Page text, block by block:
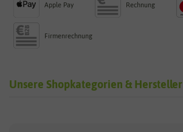
Apple Pay Rechnung
Firmenrechnung
Unsere Shopkategorien & Hersteller